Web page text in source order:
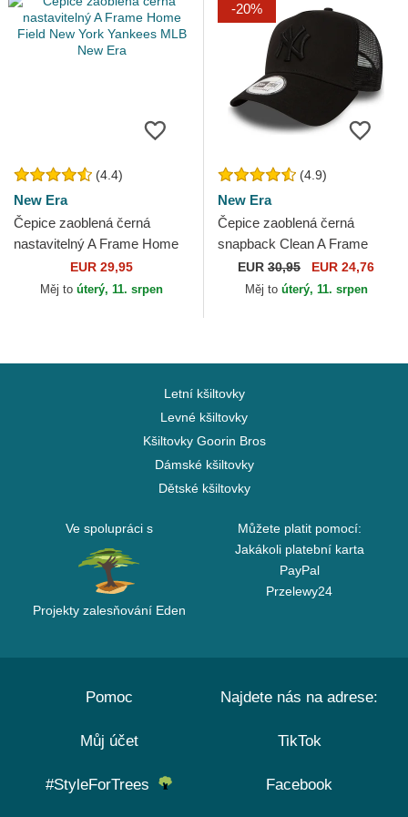
(4.4)
New Era
Čepice zaoblená černá
nastavitelný A Frame Home
Field New York Yankees
MLB New Era
EUR 29,95
Měj to úterý, 11. srpen
-20%
(4.9)
New Era
Čepice zaoblená černá
snapback Clean A Frame
New York Yankees MLB New
EUR 30,95 EUR 24,76
Měj to úterý, 11. srpen
Letní kšiltovky
Levné kšiltovky
Kšiltovky Goorin Bros
Dámské kšiltovky
Dětské kšiltovky
Ve spolupráci s
Projekty zalesňování Eden
Můžete platit pomocí:
Jakákoli platební karta
PayPal
Przelewy24
Pomoc
Můj účet
#StyleForTrees
Najdete nás na adrese:
TikTok
Facebook